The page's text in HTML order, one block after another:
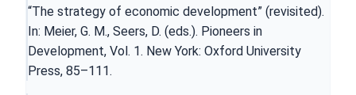
“The strategy of economic development” (revisited).
In: Meier, G. M., Seers, D. (eds.). Pioneers in
Development, Vol. 1. New York: Oxford University
Press, 85–111.